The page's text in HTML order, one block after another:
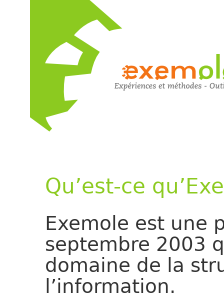
Qu’est-ce
Exemole est une
septembre 2003
domaine de la
l’information.